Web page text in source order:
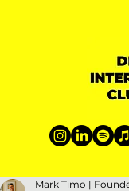
Mark Timo |